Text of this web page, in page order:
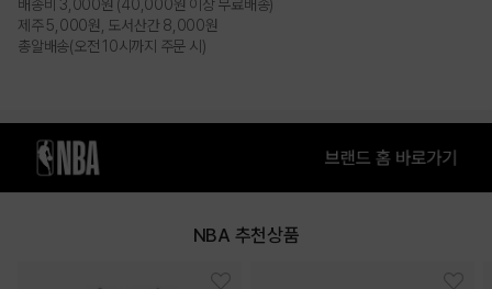
텐션이 좋은 RIB 조직을 사용하여 소매와 밑단 FIT을 잡아줌
보온효과가 뛰어나고 활동성이 좋음
배송비 3,000원 (40,000원 이상 무료배송)
제주 5,000원, 도서산간 8,000원
총알배송(오전 10시까지 주문 시)
NBA 추천상품